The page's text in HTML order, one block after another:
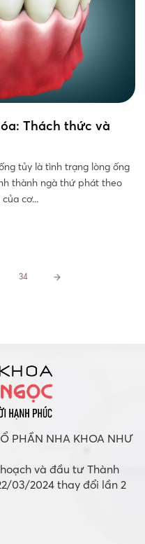
Thách thức và
tủy là tình trạng lòng ống
thành ngà thứ phát theo
cơ...
34
PHẦN NHA KHOA NHƯ
và đầu tư Thành
03/2024 thay đổi lần 2